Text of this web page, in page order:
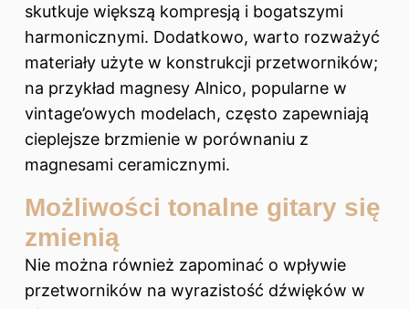
skutkuje większą kompresją i bogatszymi
harmonicznymi. Dodatkowo, warto rozważyć
materiały użyte w konstrukcji przetworników;
na przykład magnesy Alnico, popularne w
vintage’owych modelach, często zapewniają
cieplejsze brzmienie w porównaniu z
magnesami ceramicznymi.
Możliwości tonalne gitary się
zmienią
Nie można również zapominać o wpływie
przetworników na wyrazistość dźwięków w